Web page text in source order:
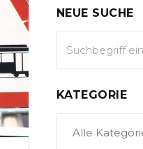
NEUE SUCHE
KATEGORIE